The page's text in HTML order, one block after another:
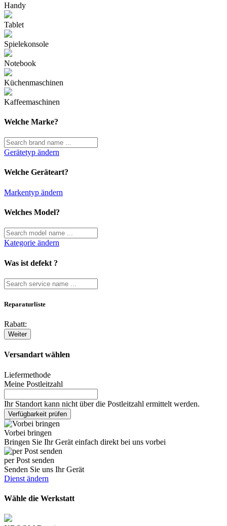
Handy
Tablet
Spielekonsole
Notebook
Küchenmaschinen
Kaffeemaschinen
Welche Marke?
Gerätetyp ändern
Welche Geräteart?
Markentyp ändern
Welches Model?
Kategorie ändern
Was ist defekt ?
Reparaturliste
Rabatt:
Weiter
Versandart wählen
Liefermethode
Meine Postleitzahl
Ihr Standort kann nicht über die Postleitzahl ermittelt werden.
Verfügbarkeit prüfen
Vorbei bringen
Bringen Sie Ihr Gerät einfach direkt bei uns vorbei
per Post senden
Senden Sie uns Ihr Gerät
Dienst ändern
Wähle die Werkstatt